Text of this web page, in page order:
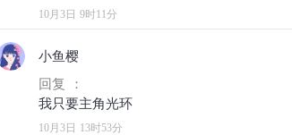
10月3日 9时11分
小鱼樱
回复 ：
10月3日 13时53分